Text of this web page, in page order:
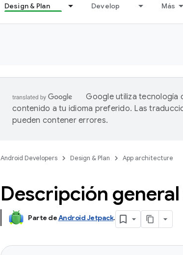
Design & Plan Develop Más
Google utiliza tecnología
contenido a tu idioma preferido. Las
pueden contener errores.
Android Developers Design & Plan App architecture
Descripción
Parte deAndroid Jetpack.